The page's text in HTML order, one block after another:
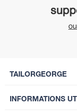
TAILORGEORGE
INFORMATIONS